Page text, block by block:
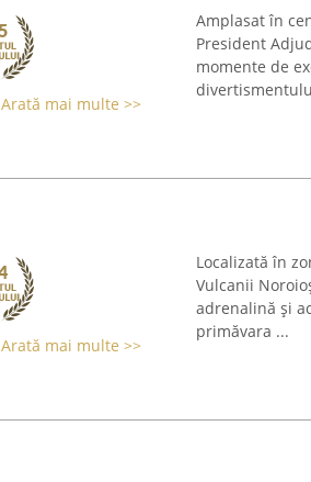
Arată mai multe >>
Amplasat în
President
momente de
Arată mai multe >>
Localizată în
Vulcanii
adrenalină și
primăvara ...